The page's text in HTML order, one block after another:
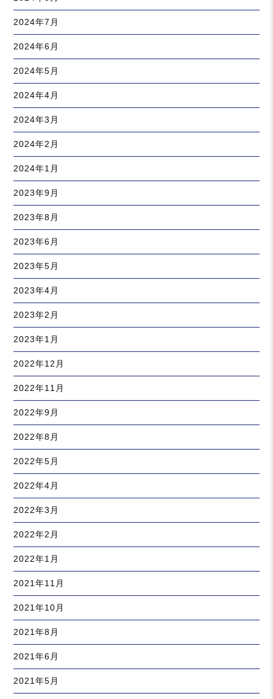
2024年7月
2024年6月
2024年5月
2024年4月
2024年3月
2024年2月
2024年1月
2023年9月
2023年8月
2023年6月
2023年5月
2023年4月
2023年2月
2023年1月
2022年12月
2022年11月
2022年9月
2022年8月
2022年5月
2022年4月
2022年3月
2022年2月
2022年1月
2021年11月
2021年10月
2021年8月
2021年6月
2021年5月